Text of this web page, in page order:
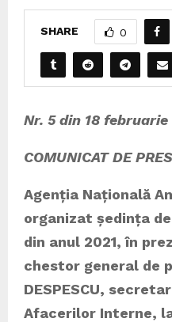
SHARE 0
Nr. 5 din 18 februarie
COMUNICAT DE
Agenția Națională
organizat ședința
din anul 2021, în
chestor general de
DESPESCU,
Afacerilor Interne,